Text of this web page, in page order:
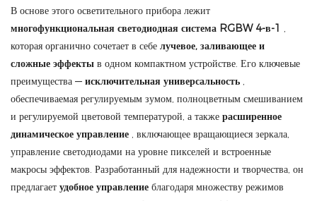
В основе этого осветительного прибора лежит
многофункциональная светодиодная система RGBW 4-в-1 ,
которая органично сочетает в себе лучевое, заливающее и
сложные эффекты в одном компактном устройстве. Его ключевые
преимущества — исключительная универсальность ,
обеспечиваемая регулируемым зумом, полноцветным смешиванием
и регулируемой цветовой температурой, а также расширенное
динамическое управление , включающее вращающиеся зеркала,
управление светодиодами на уровне пикселей и встроенные
макросы эффектов. Разработанный для надежности и творчества, он
предлагает удобное управление благодаря множеству режимов